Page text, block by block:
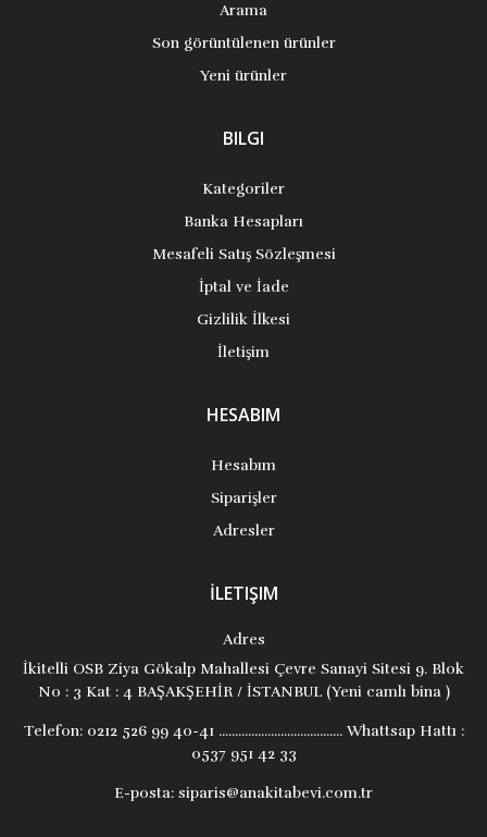
Arama
Son görüntülenen ürünler
Yeni ürünler
BILGI
Kategoriler
Banka Hesapları
Mesafeli Satış Sözleşmesi
İptal ve İade
Gizlilik İlkesi
İletişim
HESABIM
Hesabım
Siparişler
Adresler
İLETIŞIM
Adres
İkitelli OSB Ziya Gökalp Mahallesi Çevre Sanayi Sitesi 9. Blok
No : 3 Kat : 4 BAŞAKŞEHİR / İSTANBUL (Yeni camlı bina )
Telefon:0212 526 99 40-41 ...................................... Whattsap Hattı :
0537 951 42 33
E-posta: siparis@anakitabevi.com.tr